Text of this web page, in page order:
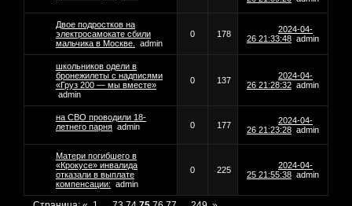
Двое подростков на
электросамокате сбили
мальчика в Москве.
admin
0 178
2024-04-
26 21:33:48 admin
школьников одели в
бронежилеты с надписями
«Груз 200 — мы вместе»
admin
0 137
2024-04-
26 21:28:32 admin
на СВО проводили 18-
летнего парня admin 0 177
2024-04-
26 21:23:28 admin
Матери погибшего в
«Крокусе» инвалида
отказали в выплате
компенсации: admin
0 225
2024-04-
25 21:55:38 admin